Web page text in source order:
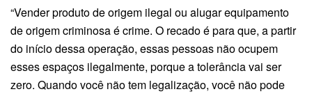
“Vender produto de origem ilegal ou alugar equipamento
de origem criminosa é crime. O recado é para que, a partir
do início dessa operação, essas pessoas não ocupem
esses espaços ilegalmente, porque a tolerância vai ser
zero. Quando você não tem legalização, você não pode